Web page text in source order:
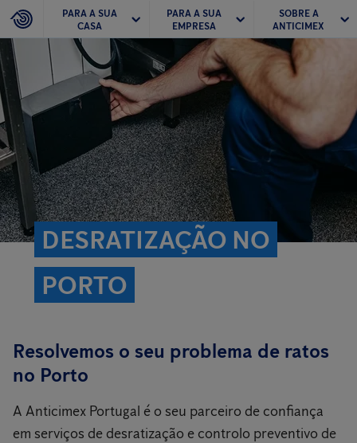
PARA A SUA
CASA
PARA A SUA
EMPRESA
SOBRE A
ANTICIMEX
DESRATIZAÇÃO NO
PORTO
Resolvemos o seu problema de ratos
no Porto
A Anticimex Portugal é o seu parceiro de confiança
em serviços de desratização e controlo preventivo de